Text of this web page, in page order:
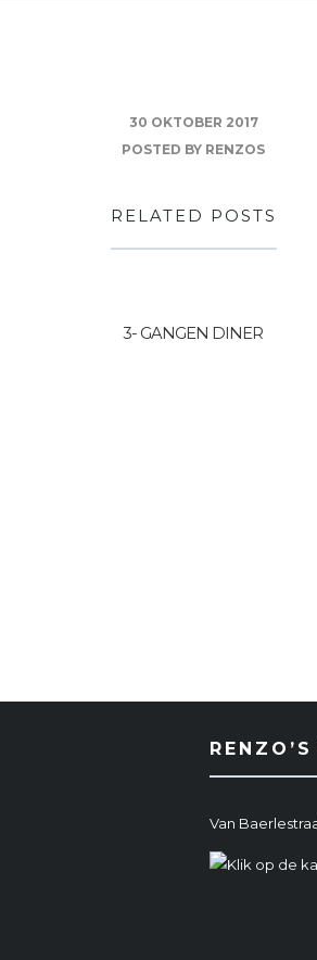
30 OKTOBER 2017
POSTED BY RENZOS
RELATED POSTS
3- GANGEN DINER
Van